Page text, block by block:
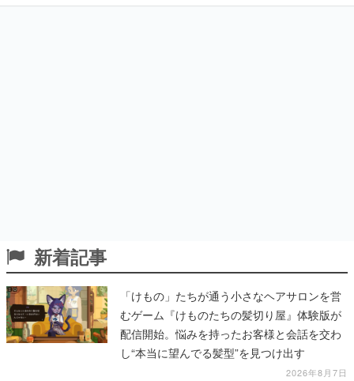
新着記事
「けもの」たちが通う小さなヘアサロンを営
むゲーム『けものたちの髪切り屋』体験版が
配信開始。悩みを持ったお客様と会話を交わ
し“本当に望んでる髪型”を見つけ出す
2026年8月7日